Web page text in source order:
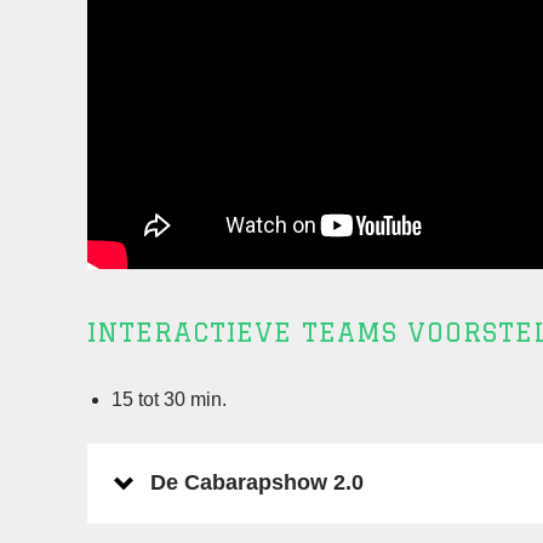
INTERACTIEVE TEAMS
15 tot 30 min.
De Cabarapshow 2.0